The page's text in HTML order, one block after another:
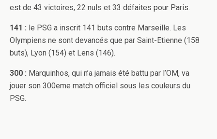
est de 43 victoires, 22 nuls et 33 défaites pour Paris.
141 : le PSG a inscrit 141 buts contre Marseille. Les
Olympiens ne sont devancés que par Saint-Etienne (158
buts), Lyon (154) et Lens (146).
300 : Marquinhos, qui n’a jamais été battu par l’OM, va
jouer son 300eme match officiel sous les couleurs du
PSG.